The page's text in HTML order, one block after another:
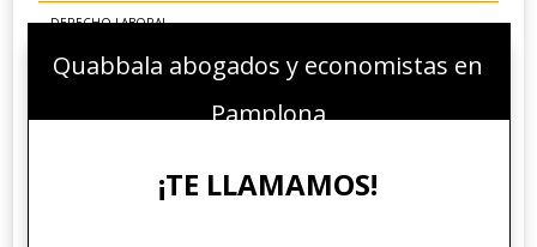
DERECHO LABORAL
DERECHO ADMINISTRATIVO
DERECHO FINANCIERO Y TRIBUTARIO
DERECHO COMUNITARIO EUROPEO E INTERNACIONAL
Quabbala abogados y economistas en
Pamplona
¡TE LLAMAMOS!